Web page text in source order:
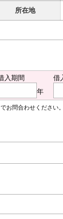
所在地
入期間
年
借
お問合わせください。